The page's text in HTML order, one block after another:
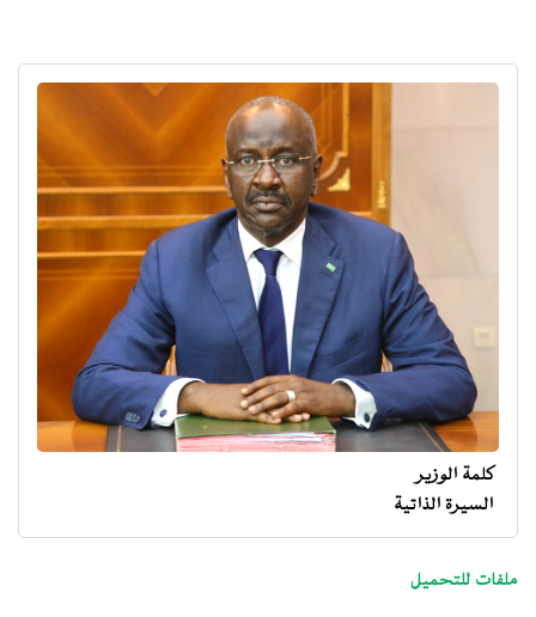
menu
ministre
كلمة الوزير
السيرة الذاتية
ملفات للتحميل